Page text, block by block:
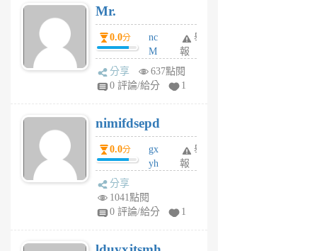
Mr.
0.0分
nc
M
U
F
U
5
個
月
舉
報
分享
637點閱
0 評論/給分
1
nimifdsepd
0.0分
gx
yh
jl
月
舉
報
分享
1041點閱
0 評論/給分
1